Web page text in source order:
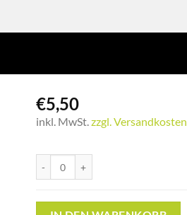
€5,50
inkl. MwSt. zzgl. Versandkosten